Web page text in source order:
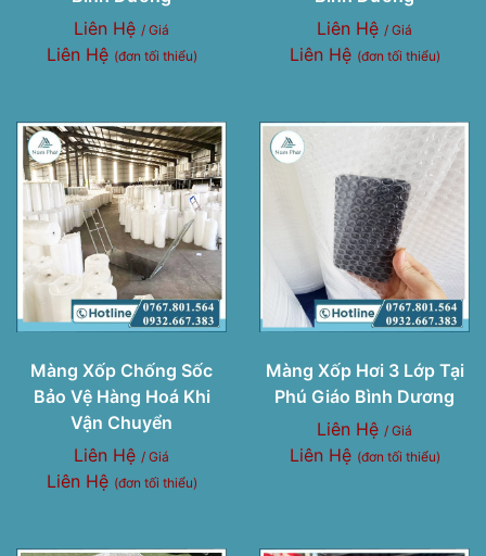
Liên Hệ / Giá
Liên Hệ (đơn tối thiểu)
Liên Hệ / Giá
Liên Hệ (đơn tối thiểu)
Màng Xốp Chống Sốc
Bảo Vệ Hàng Hoá Khi
Vận Chuyển
Liên Hệ / Giá
Liên Hệ (đơn tối thiểu)
Màng Xốp Hơi 3 Lớp Tại
Phú Giáo Bình Dương
Liên Hệ / Giá
Liên Hệ (đơn tối thiểu)